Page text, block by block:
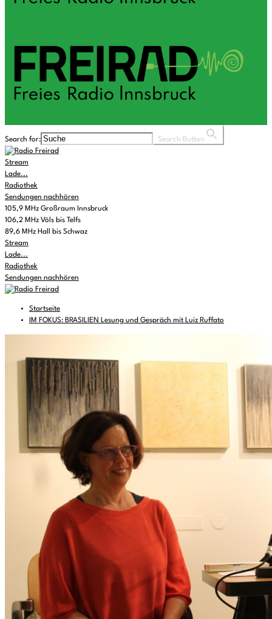
Search for: Search Button
Stream
Lade...
Radiothek
Sendungen nachhören
105,9 MHz Großraum Innsbruck
106,2 MHz Völs bis Telfs
89,6 MHz Hall bis Schwaz
Stream
Lade...
Radiothek
Sendungen nachhören
Startseite
IM FOKUS: BRASILIEN Lesung und Gespräch mit Luiz Ruffato